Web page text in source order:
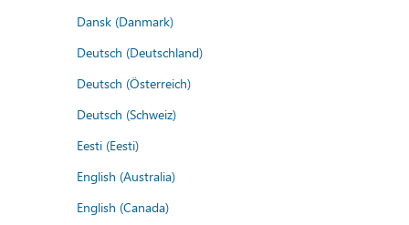
Dansk (Danmark)
Deutsch (Deutschland)
Deutsch (Österreich)
Deutsch (Schweiz)
Eesti (Eesti)
English (Australia)
English (Canada)